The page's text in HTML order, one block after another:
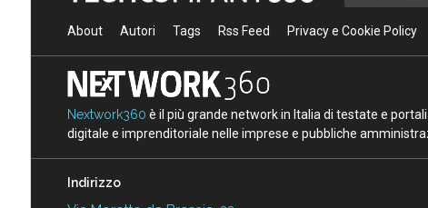
About Autori Tags Rss Feed Privacy e Cookie Policy
Nextwork360 è il più grande network in Italia di testate e
digitale e imprenditoriale nelle imprese e pubbliche
Indirizzo